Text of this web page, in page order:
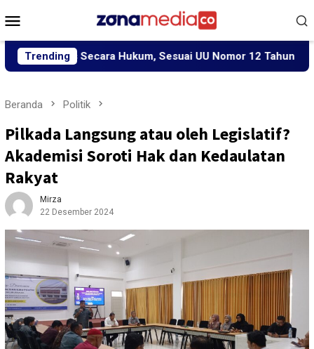
ke
Mobile
Trending
Secara Hukum, Sesuai UU Nomor 12 Tahun 2022 Tentang
Beranda Politik
Pilkada Langsung atau oleh Legislatif?
Akademisi Soroti Hak dan Kedaulatan
Rakyat
Mirza
22 Desember 2024